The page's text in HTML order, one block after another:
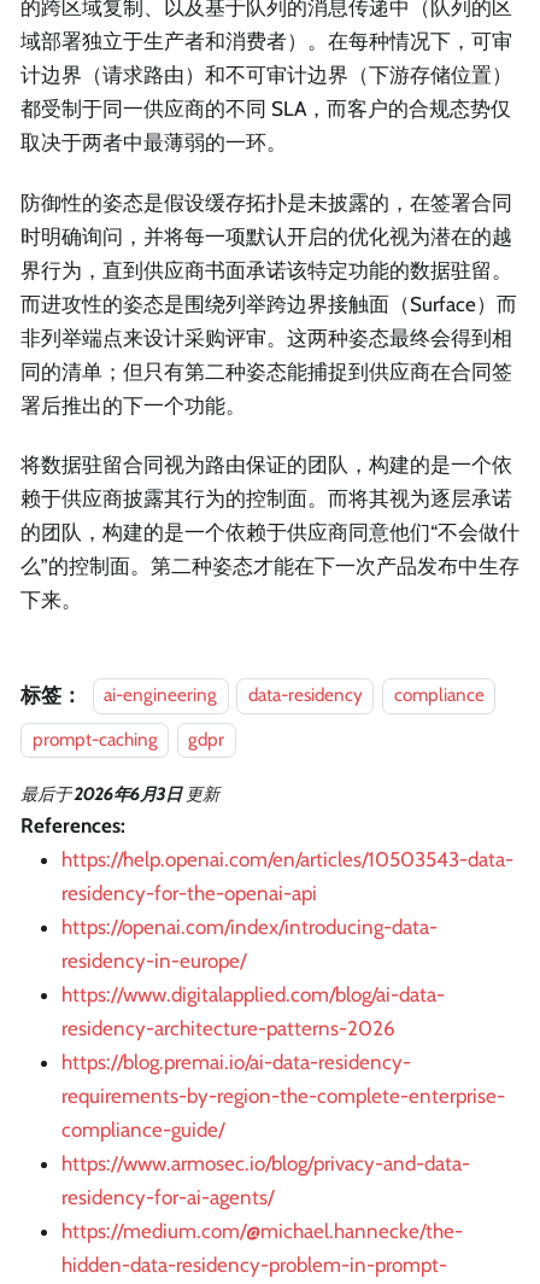
的跨区域复制、以及基于队列的消息传递中（队列的区
域部署独立于生产者和消费者）。在每种情况下，可审
计边界（请求路由）和不可审计边界（下游存储位置）
都受制于同一供应商的不同 SLA，而客户的合规态势仅
取决于两者中最薄弱的一环。
防御性的姿态是假设缓存拓扑是未披露的，在签署合同
时明确询问，并将每一项默认开启的优化视为潜在的越
界行为，直到供应商书面承诺该特定功能的数据驻留。
而进攻性的姿态是围绕列举跨边界接触面（Surface）而
非列举端点来设计采购评审。这两种姿态最终会得到相
同的清单；但只有第二种姿态能捕捉到供应商在合同签
署后推出的下一个功能。
将数据驻留合同视为路由保证的团队，构建的是一个依
赖于供应商披露其行为的控制面。而将其视为逐层承诺
的团队，构建的是一个依赖于供应商同意他们“不会做什
么”的控制面。第二种姿态才能在下一次产品发布中生存
下来。
标签： ai-engineering data-residency
compliance
prompt-caching
gdpr
最后于2026年6月3日 更新
References:
https://help.openai.com/en/articles/10503543-data-
residency-for-the-openai-api
https://openai.com/index/introducing-data-
residency-in-europe/
https://www.digitalapplied.com/blog/ai-data-
residency-architecture-patterns-2026
https://blog.premai.io/ai-data-residency-
requirements-by-region-the-complete-enterprise-
compliance-guide/
https://www.armosec.io/blog/privacy-and-data-
residency-for-ai-agents/
https://medium.com/@michael.hannecke/the-
hidden-data-residency-problem-in-prompt-